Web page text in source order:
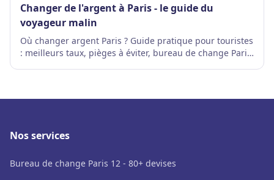
Changer de l'argent à Paris - le guide du
voyageur malin
Où changer argent Paris ? Guide pratique pour touristes
: meilleurs taux, pièges à éviter, bureau de change Paris
Nos services
Bureau de change Paris 12 - 80+ devises